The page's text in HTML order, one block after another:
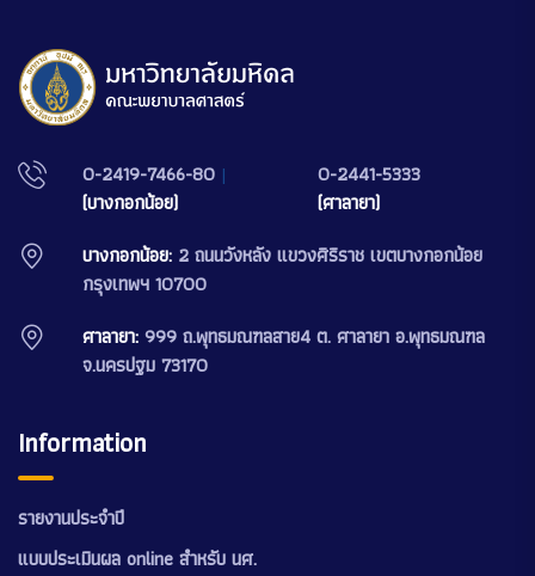
0-2419-7466-80 |
(บางกอกน้อย)
0-2441-5333
(ศาลายา)
บางกอกน้อย: 2 ถนนวังหลัง แขวงศิริราช เขตบางกอกน้อย
กรุงเทพฯ 10700
ศาลายา: 999 ถ.พุทธมณฑลสาย4 ต. ศาลายา อ.พุทธมณฑล
จ.นครปฐม 73170
Information
รายงานประจำปี
แบบประเมินผล online สำหรับ นศ.